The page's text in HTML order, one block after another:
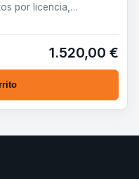
por licencia,
1.520,00 €